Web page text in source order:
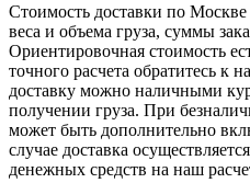
Стоимость доставки по Москве
веса и объема груза, суммы
Ориентировочная стоимость
точного расчета обратитесь к
доставку можно наличными
получении груза. При
может быть дополнительно
случае доставка
денежных средств на наш